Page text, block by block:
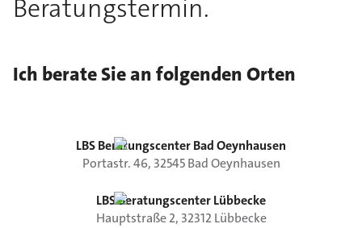
Beratungstermin.
Ich berate Sie an folgenden Orten
LBS Beratungscenter Bad Oeynhausen
Portastr.46, 32545 Bad Oeynhausen
LBS Beratungscenter Lübbecke
Hauptstraße 2, 32312 Lübbecke